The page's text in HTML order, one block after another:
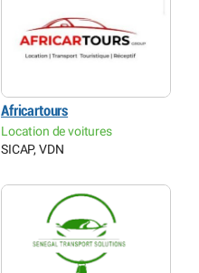
Africartours
Location de voitures
SICAP, VDN